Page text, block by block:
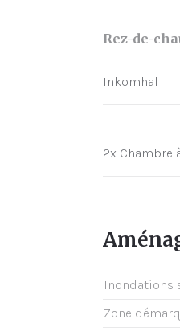
Rez-de-
Inkomhal
2x Chambre
Inondations
Zone